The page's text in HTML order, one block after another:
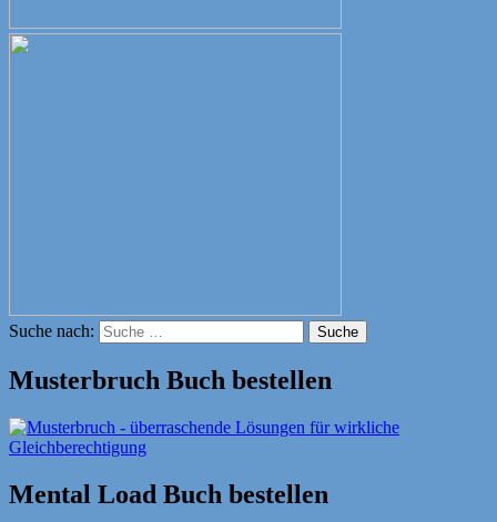
Suche nach: Suche
Musterbruch Buch bestellen
Mental Load Buch bestellen